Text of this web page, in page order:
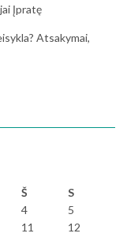
Įpratę
Atsakymai,
Š
S
4
5
11
12